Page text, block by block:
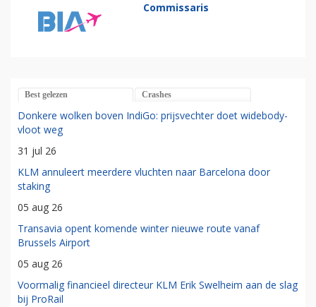
Commissaris
Best gelezen Crashes
Donkere wolken boven IndiGo: prijsvechter doet widebody-
vloot weg
31 jul 26
KLM annuleert meerdere vluchten naar Barcelona door
staking
05 aug 26
Transavia opent komende winter nieuwe route vanaf
Brussels Airport
05 aug 26
Voormalig financieel directeur KLM Erik Swelheim aan de slag
bij ProRail